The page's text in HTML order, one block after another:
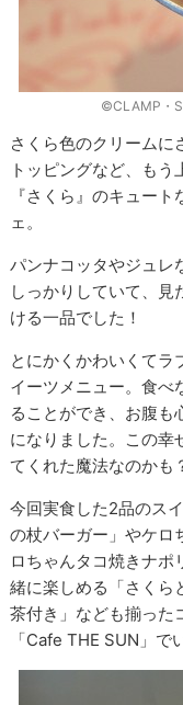
©CLAMP・
さくら色のクリームに
トッピングなど、もう
『さくら』のキュー
ェ。
パンナコッタやジュレ
しっかりしていて、
ける一品でした！
とにかくかわいくて
イーツメニュー。食べ
ることができ、お腹も
になりました。この幸
てくれた魔法なのかも
今回実食した2品のス
の杖バーガー」やケロ
ロちゃんタコ焼きナポ
緒に楽しめる「さくら
茶付き」なども揃った
「Cafe THE SUN」で